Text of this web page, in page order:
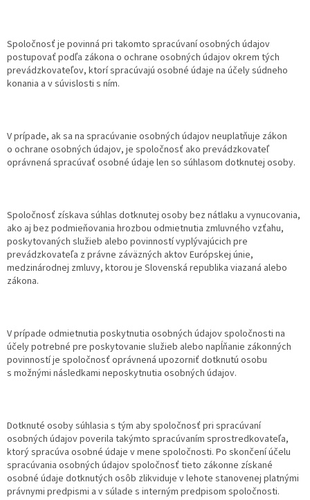
Spoločnosť je povinná pri takomto spracúvaní osobných údajov
postupovať podľa zákona o ochrane osobných údajov okrem tých
prevádzkovateľov, ktorí spracúvajú osobné údaje na účely súdneho
konania a v súvislosti s ním.
V prípade, ak sa na spracúvanie osobných údajov neuplatňuje zákon
o ochrane osobných údajov, je spoločnosť ako prevádzkovateľ
oprávnená spracúvať osobné údaje len so súhlasom dotknutej osoby.
Spoločnosť získava súhlas dotknutej osoby bez nátlaku a vynucovania,
ako aj bez podmieňovania hrozbou odmietnutia zmluvného vzťahu,
poskytovaných služieb alebo povinností vyplývajúcich pre
prevádzkovateľa z právne záväzných aktov Európskej únie,
medzinárodnej zmluvy, ktorou je Slovenská republika viazaná alebo
zákona.
V prípade odmietnutia poskytnutia osobných údajov spoločnosti na
účely potrebné pre poskytovanie služieb alebo napĺňanie zákonných
povinností je spoločnosť oprávnená upozorniť dotknutú osobu
s možnými následkami neposkytnutia osobných údajov.
Dotknuté osoby súhlasia s tým aby spoločnosť pri spracúvaní
osobných údajov poverila takýmto spracúvaním sprostredkovateľa,
ktorý spracúva osobné údaje v mene spoločnosti. Po skončení účelu
spracúvania osobných údajov spoločnosť tieto zákonne získané
osobné údaje dotknutých osôb zlikviduje v lehote stanovenej platnými
právnymi predpismi a v súlade s interným predpisom spoločnosti.